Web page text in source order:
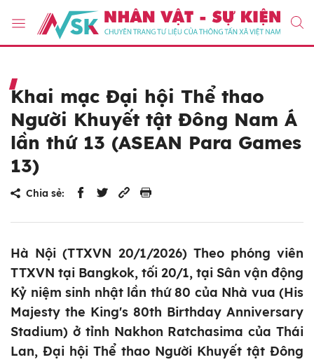
Khai mạc Đại hội Thể thao
Người Khuyết tật Đông Nam Á
lần thứ 13 (ASEAN Para Games
13)
Chia sẻ:
Hà Nội (TTXVN 20/1/2026) Theo phóng viên
TTXVN tại Bangkok, tối 20/1, tại Sân vận động
Kỷ niệm sinh nhật lần thứ 80 của Nhà vua (His
Majesty the King's 80th Birthday Anniversary
Stadium) ở tỉnh Nakhon Ratchasima của Thái
Lan, Đại hội Thể thao Người Khuyết tật Đông